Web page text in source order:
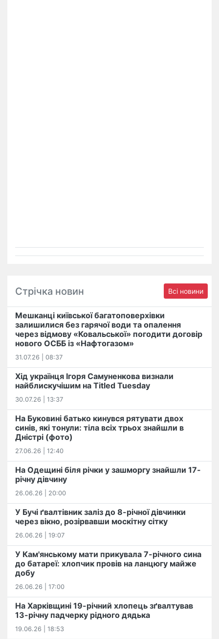
Стрічка новин Всі новини
Мешканці київської багатоповерхівки
залишилися без гарячої води та опалення
через відмову «Ковальської» погодити договір
нового ОСББ із «Нафтогазом»
31.07.26 | 08:37
Хід українця Ігоря Самуненкова визнали
найблискучішим на Titled Tuesday
30.07.26 | 13:37
На Буковині батько кинувся рятувати двох
синів, які тонули: тіла всіх трьох знайшли в
Дністрі (фото)
27.06.26 | 12:40
На Одещині біля річки у зашморгу знайшли 17-
річну дівчину
26.06.26 | 20:00
У Бучі ґвалтівник заліз до 8-річної дівчинки
через вікно, розірвавши москітну сітку
26.06.26 | 19:07
У Кам'янському мати прикувала 7-річного сина
до батареї: хлопчик провів на ланцюгу майже
добу
26.06.26 | 17:00
На Харківщині 19-річний хлопець​ ️зґвалтував
13-річну падчерку рідного дядька
19.06.26 | 18:53